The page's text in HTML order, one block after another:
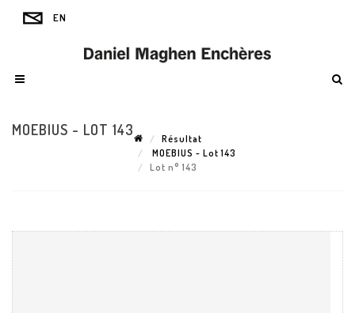
MOEBIUS - LOT 143
Résultat
MOEBIUS - Lot 143
Lot n° 143